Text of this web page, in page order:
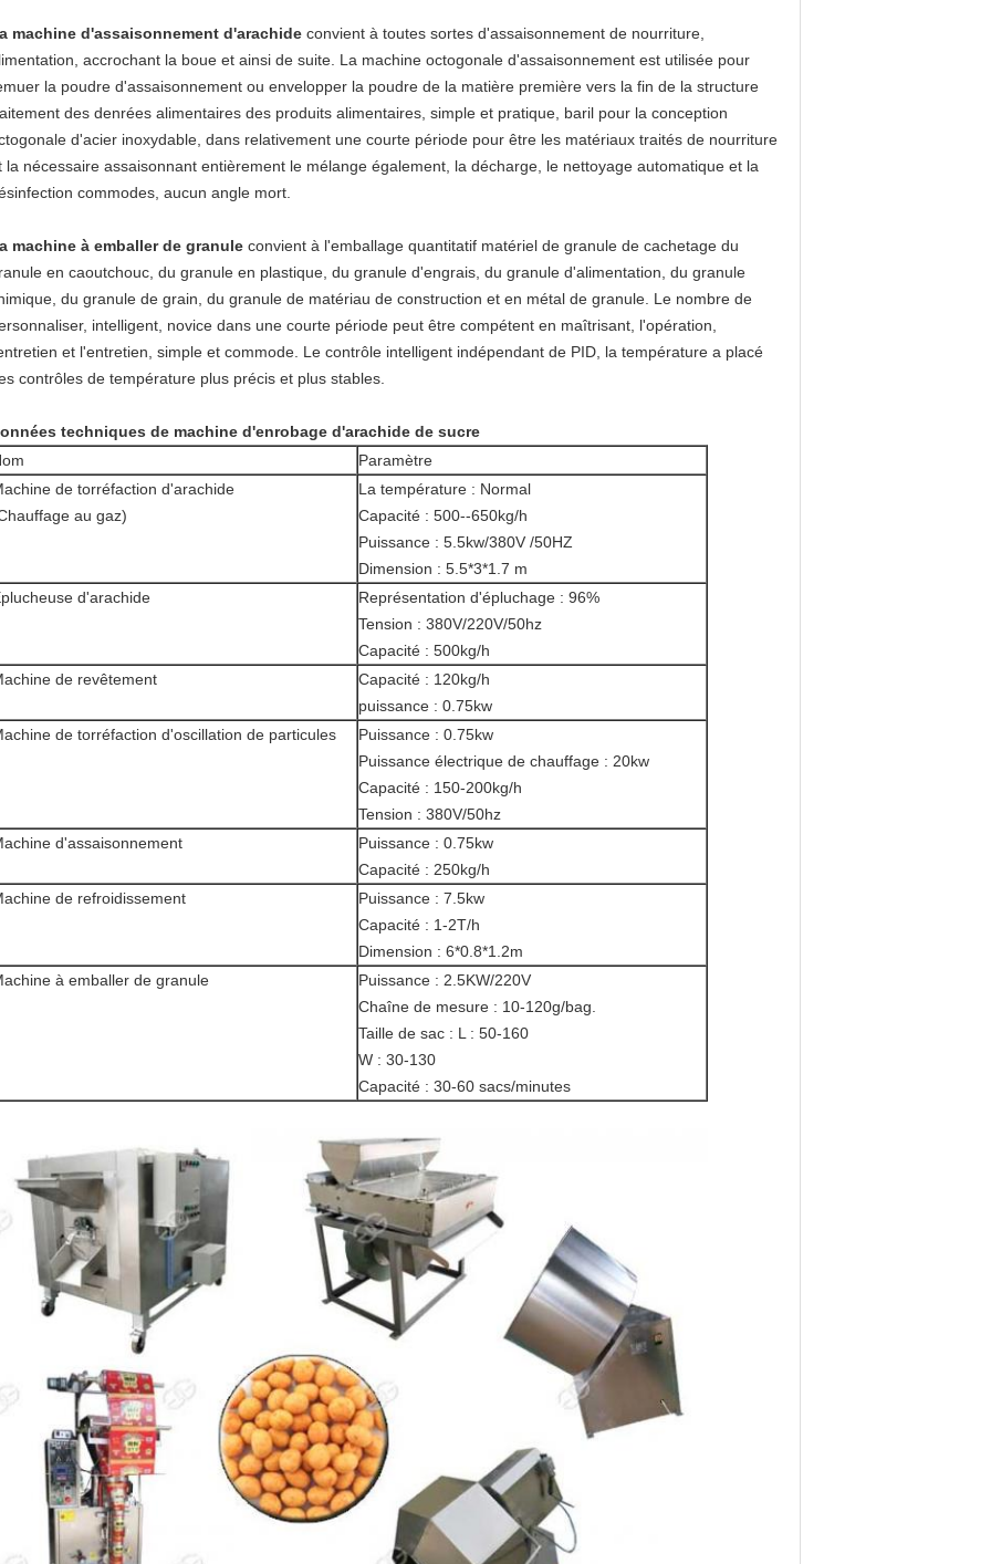
machine d'assaisonnement d'arachide convient à toutes sortes d'assaisonnement de nourriture,
accrochant la boue et ainsi de suite. La machine octogonale d'assaisonnement est utilisée pour
la poudre d'assaisonnement ou envelopper la poudre de la matière première vers la fin de la structure
des denrées alimentaires des produits alimentaires, simple et pratique, baril pour la conception
d'acier inoxydable, dans relativement une courte période pour être les matériaux traités de nourriture
la nécessaire assaisonnant entièrement le mélange également, la décharge, le nettoyage automatique et la
commodes, aucun angle mort.
machine à emballer de granule convient à l'emballage quantitatif matériel de granule de cachetage du
en caoutchouc, du granule en plastique, du granule d'engrais, du granule d'alimentation, du granule
du granule de grain, du granule de matériau de construction et en métal de granule. Le nombre de
intelligent, novice dans une courte période peut être compétent en maîtrisant, l'opération,
et l'entretien, simple et commode. Le contrôle intelligent indépendant de PID, la température a placé
contrôles de température plus précis et plus stables.
techniques de machine d'enrobage d'arachide de sucre
Paramètre
de torréfaction d'arachide
au gaz)
La température : Normal
Capacité : 500--650kg/h
Puissance : 5.5kw/380V /50HZ
Dimension : 5.5*3*1.7 m
d'arachide
Représentation d'épluchage : 96%
Tension : 380V/220V/50hz
Capacité : 500kg/h
de revêtement
Capacité : 120kg/h
puissance : 0.75kw
de torréfaction d'oscillation de particules
Puissance : 0.75kw
Puissance électrique de chauffage : 20kw
Capacité : 150-200kg/h
Tension : 380V/50hz
d'assaisonnement
Puissance : 0.75kw
Capacité : 250kg/h
de refroidissement
Puissance : 7.5kw
Capacité : 1-2T/h
Dimension : 6*0.8*1.2m
à emballer de granule
Puissance : 2.5KW/220V
Chaîne de mesure : 10-120g/bag.
Taille de sac : L : 50-160
W : 30-130
Capacité : 30-60 sacs/minutes